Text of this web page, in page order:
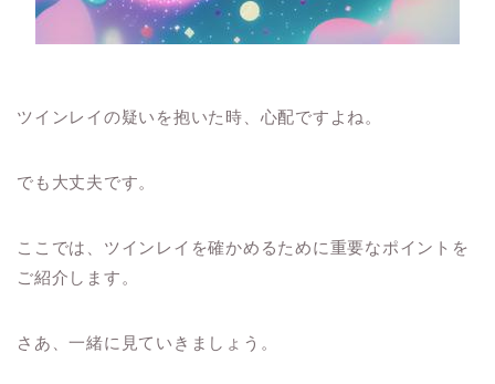
ツインレイの疑いを抱いた時、心配ですよね。
でも大丈夫です。
ここでは、ツインレイを確かめるために重要なポイントを
ご紹介します。
さあ、一緒に見ていきましょう。